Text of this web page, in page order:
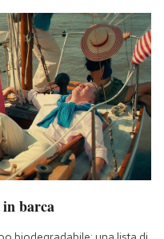
barca